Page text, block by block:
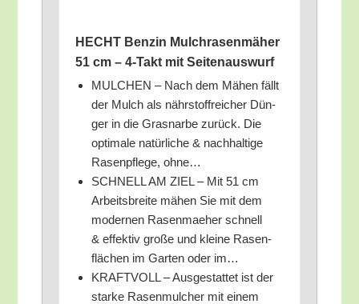
HECHT Ben­zin Mulch­ra­sen­mä­her
51 cm – 4‑Takt mit Seitenauswurf
MULCHEN – Nach dem Mähen fällt
der Mulch als nähr­stoff­rei­cher Dün­
ger in die Gras­nar­be zurück. Die
opti­ma­le natür­li­che & nach­hal­ti­ge
Rasen­pfle­ge, ohne…
SCHNELL AM ZIEL – Mit 51 cm
Arbeits­brei­te mähen Sie mit dem
moder­nen Rasen­mae­her schnell
& effek­tiv gro­ße und klei­ne Rasen­
flä­chen im Gar­ten oder im…
KRAFTVOLL – Aus­ge­stat­tet ist der
star­ke Rasen­mul­cher mit einem